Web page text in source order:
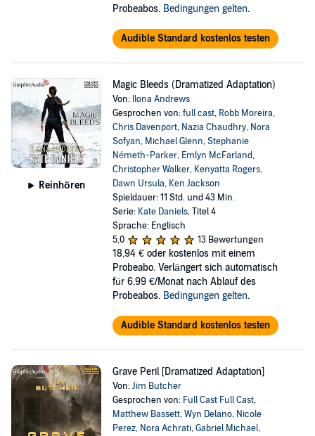
Probeabos. Bedingungen gelten.
Audible Standard kostenlos testen
Reinhören
Magic Bleeds (Dramatized Adaptation)
Von: Ilona Andrews
Gesprochen von:full cast, Robb Moreira,
Chris Davenport, Nazia Chaudhry, Nora
Sofyan, Michael Glenn,Stephanie
Németh-Parker, Emlyn McFarland,
Christopher Walker, Kenyatta Rogers,
Dawn Ursula, Ken Jackson
Spieldauer: 11 Std. und 43 Min.
Serie: Kate Daniels, Titel 4
Sprache: Englisch
5,0
13 Bewertungen
18,94 € oder kostenlos mit einem
Probeabo. Verlängert sich automatisch
für 6,99 €/Monat nach Ablauf des
Probeabos. Bedingungen gelten.
Audible Standard kostenlos testen
Grave Peril [Dramatized Adaptation]
Von:Jim Butcher
Gesprochen von: Full Cast Full Cast,
Matthew Bassett,Wyn Delano, Nicole
Perez, Nora Achrati,Gabriel Michael,